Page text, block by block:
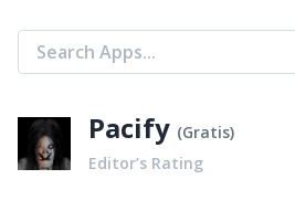
Pacify (Gratis)
Editor’s Rating